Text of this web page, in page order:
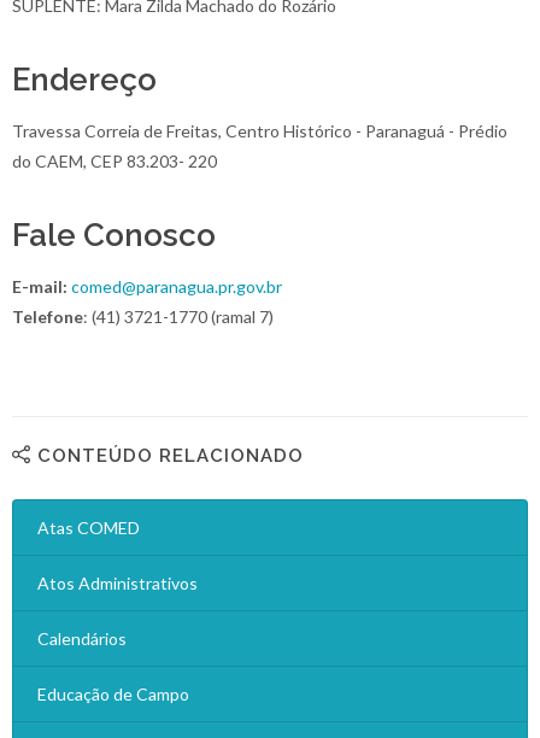
SUPLENTE: Mara Zilda Machado do Rozário
Endereço
Travessa Correia de Freitas, Centro Histórico - Paranaguá - Prédio
do CAEM, CEP 83.203- 220
Fale Conosco
E-mail: comed@paranagua.pr.gov.br
Telefone: (41) 3721-1770 (ramal 7)
CONTEÚDO RELACIONADO
Atas COMED
Atos Administrativos
Calendários
Educação de Campo